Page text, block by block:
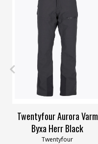
XL 2XL 3XL
Twentyfour Aurora Varm
Byxa Herr Black
Twentyfour